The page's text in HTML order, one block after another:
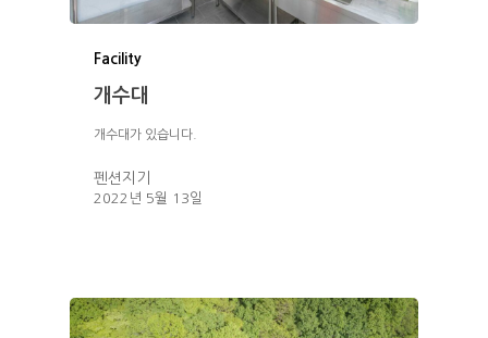
Facility
개수대
개수대가 있습니다.
펜션지기
2022년 5월 13일
인사말
외부풍경
ROOMS